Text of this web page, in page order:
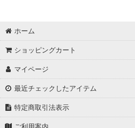
ホーム
ショッピングカート
マイページ
最近チェックしたアイテム
特定商取引法表示
ご利用案内